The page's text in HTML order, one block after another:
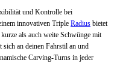
und Kontrolle bei
innovativen Triple Radius bietet
als auch weite Schwünge mit
an deinen Fahrstil an und
Carving-Turns in jeder